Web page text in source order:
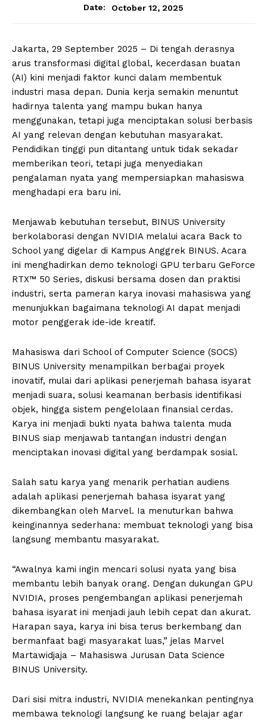
Date:
October 12, 2025
Jakarta, 29 September 2025 – Di tengah derasnya
arus transformasi digital global, kecerdasan buatan
(AI) kini menjadi faktor kunci dalam membentuk
industri masa depan. Dunia kerja semakin menuntut
hadirnya talenta yang mampu bukan hanya
menggunakan, tetapi juga menciptakan solusi berbasis
AI yang relevan dengan kebutuhan masyarakat.
Pendidikan tinggi pun ditantang untuk tidak sekadar
memberikan teori, tetapi juga menyediakan
pengalaman nyata yang mempersiapkan mahasiswa
menghadapi era baru ini.
Menjawab kebutuhan tersebut, BINUS University
berkolaborasi dengan NVIDIA melalui acara Back to
School yang digelar di Kampus Anggrek BINUS. Acara
ini menghadirkan demo teknologi GPU terbaru GeForce
RTX™ 50 Series, diskusi bersama dosen dan praktisi
industri, serta pameran karya inovasi mahasiswa yang
menunjukkan bagaimana teknologi AI dapat menjadi
motor penggerak ide-ide kreatif.
Mahasiswa dari School of Computer Science (SOCS)
BINUS University menampilkan berbagai proyek
inovatif, mulai dari aplikasi penerjemah bahasa isyarat
menjadi suara, solusi keamanan berbasis identifikasi
objek, hingga sistem pengelolaan finansial cerdas.
Karya ini menjadi bukti nyata bahwa talenta muda
BINUS siap menjawab tantangan industri dengan
menciptakan inovasi digital yang berdampak sosial.
Salah satu karya yang menarik perhatian audiens
adalah aplikasi penerjemah bahasa isyarat yang
dikembangkan oleh Marvel. Ia menuturkan bahwa
keinginannya sederhana: membuat teknologi yang bisa
langsung membantu masyarakat.
“Awalnya kami ingin mencari solusi nyata yang bisa
membantu lebih banyak orang. Dengan dukungan GPU
NVIDIA, proses pengembangan aplikasi penerjemah
bahasa isyarat ini menjadi jauh lebih cepat dan akurat.
Harapan saya, karya ini bisa terus berkembang dan
bermanfaat bagi masyarakat luas,” jelas Marvel
Martawidjaja – Mahasiswa Jurusan Data Science
BINUS University.
Dari sisi mitra industri, NVIDIA menekankan pentingnya
membawa teknologi langsung ke ruang belajar agar